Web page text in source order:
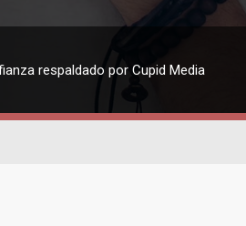
respaldado por Cupid Media